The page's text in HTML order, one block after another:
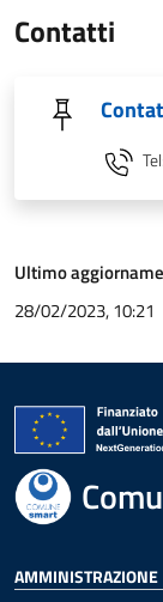
Contatti
Tel:
Ultimo
28/02/2023, 10:21
AMMINISTRAZIONE